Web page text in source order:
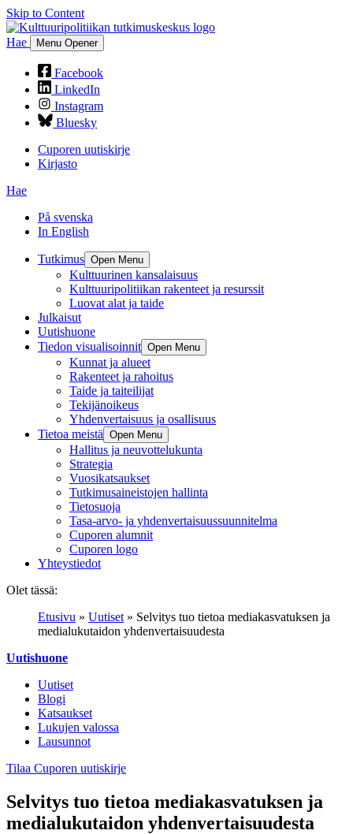
Skip to Content
Hae Menu Opener
Facebook
LinkedIn
Instagram
Bluesky
Cuporen uutiskirje
Kirjasto
Hae
På svenska
In English
Tutkimus Open Menu
Kulttuurinen kansalaisuus
Kulttuuripolitiikan rakenteet ja resurssit
Luovat alat ja taide
Julkaisut
Uutishuone
Tiedon visualisoinnit Open Menu
Kunnat ja alueet
Rakenteet ja rahoitus
Taide ja taiteilijat
Tekijänoikeus
Yhdenvertaisuus ja osallisuus
Tietoa meistä Open Menu
Hallitus ja neuvottelukunta
Strategia
Vuosikatsaukset
Tutkimusaineistojen hallinta
Tietosuoja
Tasa-arvo- ja yhdenvertaisuussuunnitelma
Cuporen alumnit
Cuporen logo
Yhteystiedot
Olet tässä:
Etusivu » Uutiset » Selvitys tuo tietoa mediakasvatuksen ja
medialukutaidon yhdenvertaisuudesta
Uutishuone
Uutiset
Blogi
Katsaukset
Lukujen valossa
Lausunnot
Tilaa Cuporen uutiskirje
Selvitys tuo tietoa mediakasvatuksen ja
medialukutaidon yhdenvertaisuudesta